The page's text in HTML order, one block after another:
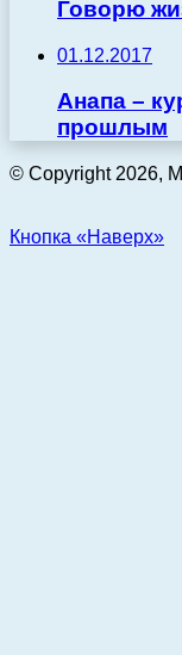
Говорю
01.12.2017
Анапа –
прошлым
© Copyright 2026,
Кнопка «Наверх»